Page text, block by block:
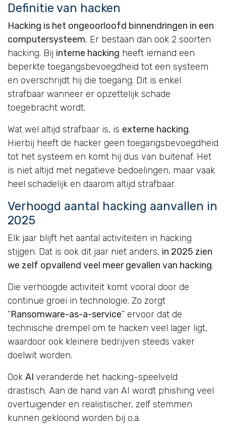
Definitie van hacken
Hacking is het ongeoorloofd binnendringen in een
computersysteem. Er bestaan dan ook 2 soorten
hacking. Bij interne hacking heeft iemand een
beperkte toegangsbevoegdheid tot een systeem
en overschrijdt hij die toegang. Dit is enkel
strafbaar wanneer er opzettelijk schade
toegebracht wordt.
Wat wel altijd strafbaar is, is externe hacking.
Hierbij heeft de hacker geen toegangsbevoegdheid
tot het systeem en komt hij dus van buitenaf. Het
is niet altijd met negatieve bedoelingen, maar vaak
heel schadelijk en daarom altijd strafbaar.
Verhoogd aantal hacking aanvallen in
2025
Elk jaar blijft het aantal activiteiten in hacking
stijgen. Dat is ook dit jaar niet anders, in 2025 zien
we zelf opvallend veel meer gevallen van hacking.
Die verhoogde activiteit komt vooral door de
continue groei in technologie. Zo zorgt
“Ransomware-as-a-service” ervoor dat de
technische drempel om te hacken veel lager ligt,
waardoor ook kleinere bedrijven steeds vaker
doelwit worden.
Ook AI veranderde het hacking-speelveld
drastisch. Aan de hand van AI wordt phishing veel
overtuigender en realistischer, zelf stemmen
kunnen gekloond worden bij o.a.